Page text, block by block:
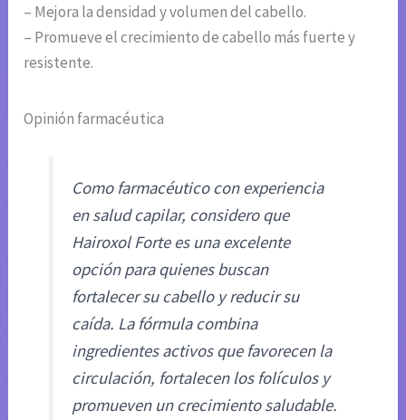
– Mejora la densidad y volumen del cabello.
– Promueve el crecimiento de cabello más fuerte y
resistente.
Opinión farmacéutica
Como farmacéutico con experiencia
en salud capilar, considero que
Hairoxol Forte es una excelente
opción para quienes buscan
fortalecer su cabello y reducir su
caída. La fórmula combina
ingredientes activos que favorecen la
circulación, fortalecen los folículos y
promueven un crecimiento saludable.